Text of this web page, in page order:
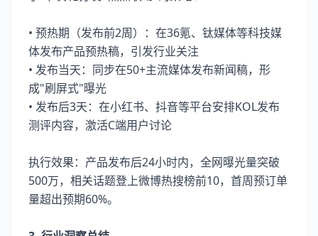
• 预热期（发布前2周）：在36氪、钛媒体等科技媒
体发布产品预热稿，引发行业关注
• 发布当天：同步在50+主流媒体发布新闻稿，形
成"刷屏式"曝光
• 发布后3天：在小红书、抖音等平台安排KOL发布
测评内容，激活C端用户讨论
执行效果：产品发布后24小时内，全网曝光量突破
500万，相关话题登上微博热搜榜前10，首周预订单
量超出预期60%。